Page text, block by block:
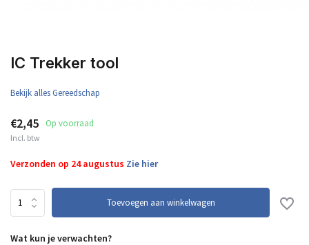
IC Trekker tool
Bekijk alles Gereedschap
€2,45 Op voorraad
Incl. btw
Verzonden op 24 augustus Zie hier
Toevoegen aan winkelwagen
Wat kun je verwachten?